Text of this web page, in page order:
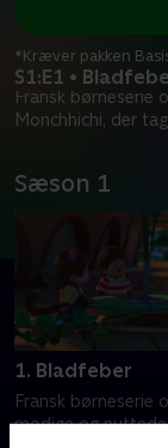
S1:E1 •
Fransk børneserie
Monchhichi, der
*Kræver pakken
Sæson 1
1. Bladfeber
Fransk børneserie
modige og nuttede